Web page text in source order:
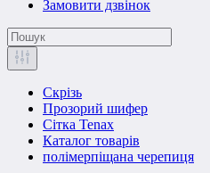
Замовити дзвінок
Скрізь
Прозорий шифер
Сітка Tenax
Каталог товарів
полімерпіщана черепиця